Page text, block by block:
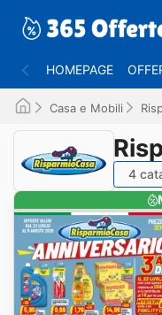
HOMEPAGE
Casa e Mobili
4